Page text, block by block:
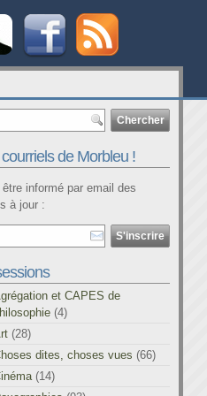
de Morbleu !
être informé par email des
à jour :
et CAPES de
(4)
(28)
dites, choses vues (66)
(14)